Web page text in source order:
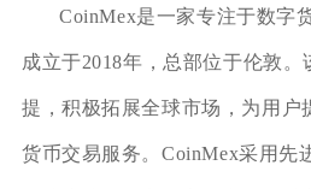
CoinMex是一家专注于数字
成立于2018年，总部位于伦敦
提，积极拓展全球市场，为用户
货币交易服务。CoinMex采用先